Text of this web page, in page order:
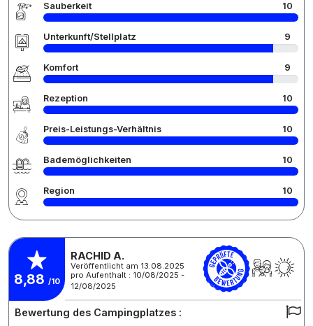
Sauberkeit 10
Unterkunft/Stellplatz 9
Komfort 9
Rezeption 10
Preis-Leistungs-Verhältnis 10
Bademöglichkeiten 10
Region 10
8,88 /10
RACHID A.
Veröffentlicht am 13.08.2025
pro Aufenthalt : 10/08/2025 -
12/08/2025
Bewertung des Campingplatzes :